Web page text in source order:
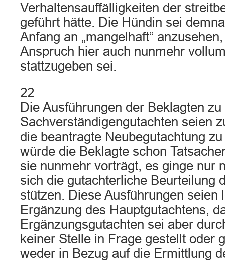
Verhaltensauffälligkeiten der
geführt hätte. Die Hündin sei
Anfang an „mangelhaft“
Anspruch hier auch nunmehr
stattzugeben sei.
22
Die Ausführungen der Beklagten
Sachverständigengutachten seien
die beantragte Neubegutachtung
würde die Beklagte schon
sie nunmehr vorträgt, es ginge nur
sich die gutachterliche Beurteilung
stützen. Diese Ausführungen seien
Ergänzung des Hauptgutachtens,
Ergänzungsgutachten sei aber
keiner Stelle in Frage gestellt oder
weder in Bezug auf die Ermittlung